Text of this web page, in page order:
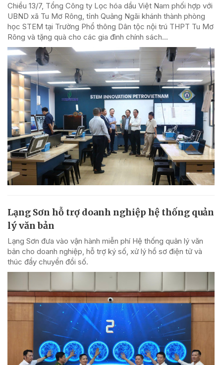
Chiều 13/7, Tổng Công ty Lọc hóa dầu Việt Nam phối hợp với
UBND xã Tu Mơ Rông, tỉnh Quảng Ngãi khánh thành phòng
học STEM tại Trường Phổ thông Dân tộc nội trú THPT Tu Mơ
Rông và tặng quà cho các gia đình chính sách...
Lạng Sơn hỗ trợ doanh nghiệp hệ thống quản
lý văn bản
Lạng Sơn đưa vào vận hành miễn phí Hệ thống quản lý văn
bản cho doanh nghiệp, hỗ trợ ký số, xử lý hồ sơ điện tử và
thúc đẩy chuyển đổi số.